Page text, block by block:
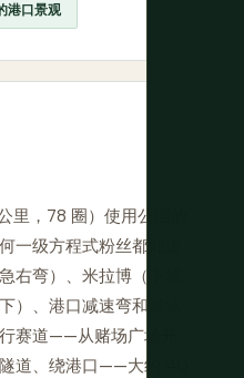
港口景观
，78 圈）使用公国的
一级方程式粉丝都知道
右弯）、米拉博（下坡
）、港口减速弯和游泳
赛道——从赌场广场开
道、绕港口——大约 40